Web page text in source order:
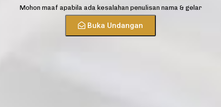
Mohon maaf apabila ada kesalahan penulisan nama & gelar
Buka Undangan